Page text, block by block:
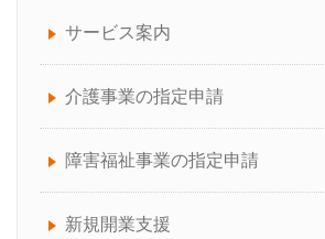
サービス案内
サービス案内について
労務顧問
給与計算サポート
介護事業の指定申請
訪問看護
訪問介護（介護保険）
障害福祉事業の指定申請
放課後等デイ・児童発達支援
新規開業支援